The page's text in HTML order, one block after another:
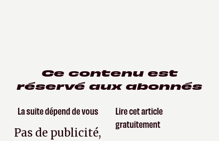
Ce contenu est
réservé aux abonnés
La suite dépend de vous
Pas de publicité,
Lire cet article
gratuitement